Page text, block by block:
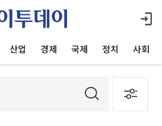
산업 경제 국제 정치 사회